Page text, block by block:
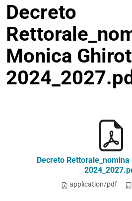
Decreto
Monica
Decreto
application/pdf